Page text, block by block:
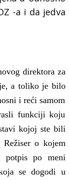
-a i da jedva
direktora za
a toliko je bilo
i reći samom
funkciji koju
kojoj ste bili
o kojem
potpis po meni
se dogodi u